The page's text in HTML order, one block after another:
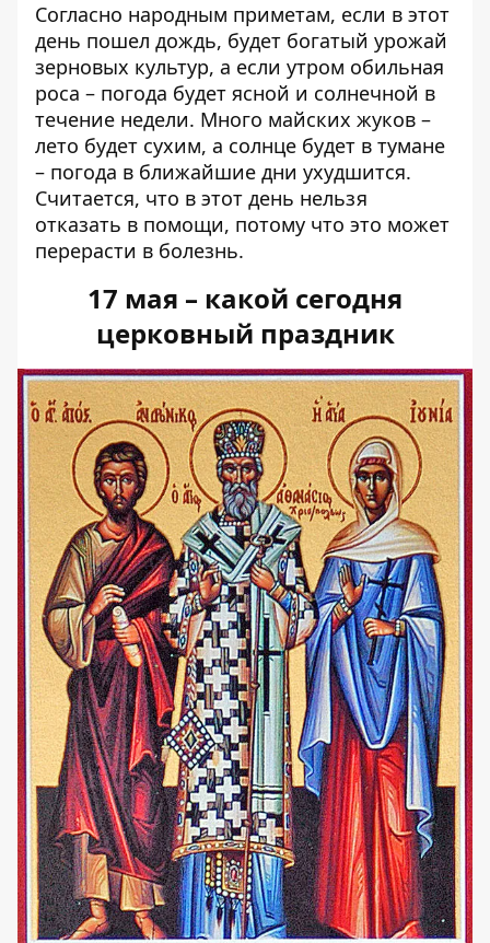
Согласно народным приметам, если в этот
день пошел дождь, будет богатый урожай
зерновых культур, а если утром обильная
роса – погода будет ясной и солнечной в
течение недели. Много майских жуков –
лето будет сухим, а солнце будет в тумане
– погода в ближайшие дни ухудшится.
Считается, что в этот день нельзя
отказать в помощи, потому что это может
перерасти в болезнь.
17 мая – какой сегодня
церковный праздник